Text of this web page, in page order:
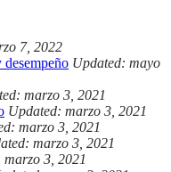
7, 2022
Updated: mayo
marzo 3, 2021
Updated: marzo 3, 2021
marzo 3, 2021
marzo 3, 2021
3, 2021